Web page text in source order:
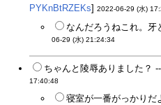
PYKnBtRZEKs] 2022-06-29 (水)
なんだろうねこれ。牙
06-29 (水) 21:24:34
ちゃんと陵辱ありました？
17:40:48
寝室が一番がっかりだ